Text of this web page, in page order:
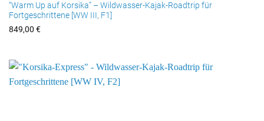
“Warm Up auf Korsika” – Wildwasser-Kajak-Roadtrip für
Fortgeschrittene [WW III, F1]
849,00 €